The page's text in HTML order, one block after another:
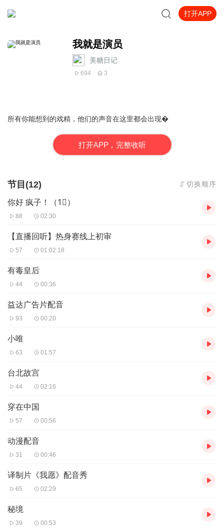
打开APP
我就是演员
美糖日记
694 3
所有你能想到的戏精，他们的声音在这里都会出现�
打开APP，完整收听
节目(12) 切换顺序
你好 疯子！（1⃣️）
88 02:30
【直播回听】热身赛线上初审
57 01:02:18
有毒皇后
44 00:36
益达广告片配音
93 00:20
小唯
63 01:57
台北故宫
44 02:16
穿在中国
57 00:56
动漫配音
31 00:46
译制片《我愿》配音秀
65 02:29
秘境
39 00:53